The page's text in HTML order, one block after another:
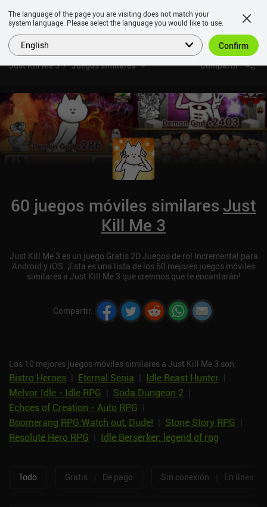
Just Kill Me 3 Juegos similares Compartir
60 juegos móviles similaresJust
Kill Me 3
Just Kill Me 3 es un juego Gratis 2D Juegos de rol Incremental para
Android y iOS. ¡Esta es una lista de los 60 mejores juegos móviles
similares a Just Kill Me 3 que creemos que te encantarán!
Compartir:
Los 10 mejores juegos móviles similares a Just Kill Me 3 son:
Bistro Heroes Eternal Senia Idle Beast Hunter
Melvor Idle - Idle RPG
Soda Dungeon 2
Echoes of Creation - Auto RPG
Boomerang RPG:Watch out, Dude!
Stone Story RPG
Resolute Hero RPG
Idle Berserker: legend of rpg
Todo Gratis De pago Sin conexión En línea
The language of the page you are visiting does not match your
system language. Please select the language you would like to use.
English Confirm